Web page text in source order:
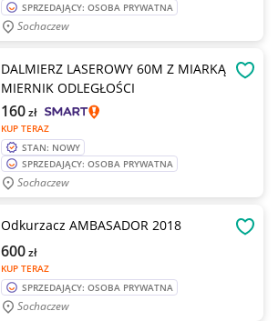
SPRZEDAJĄCY: OSOBA PRYWATNA
Sochaczew
DALMIERZ LASEROWY 60M Z MIARKĄ
MIERNIK ODLEGŁOŚCI
KUP TERAZ
160zł
STAN: NOWY
SPRZEDAJĄCY: OSOBA PRYWATNA
Sochaczew
Odkurzacz AMBASADOR 2018
KUP TERAZ
600zł
SPRZEDAJĄCY: OSOBA PRYWATNA
Sochaczew